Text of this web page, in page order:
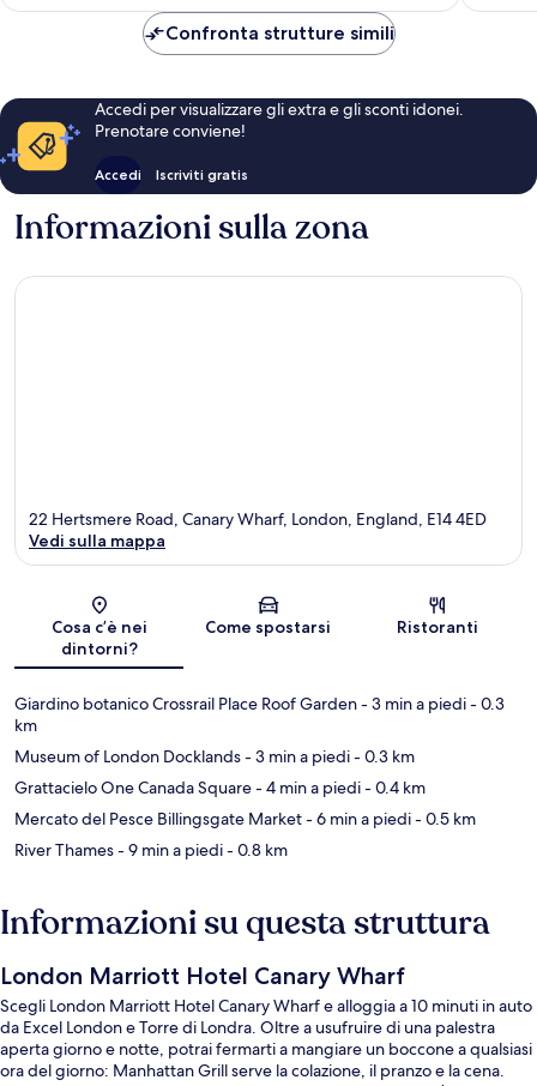
163 €
Confronta strutture simili
Accedi per visualizzare gli extra e gli sconti idonei.
Prenotare conviene!
Accedi Iscriviti gratis
Informazioni sulla zona
Mappa
22 Hertsmere Road, Canary Wharf, London, England, E14 4ED
Vedi sulla mappa
Cosa c’è nei
dintorni?
Come spostarsi Ristoranti
Giardino botanico Crossrail Place Roof Garden- 3 min a piedi- 0.3
km
Museum of London Docklands- 3 min a piedi- 0.3 km
Grattacielo One Canada Square- 4 min a piedi- 0.4 km
Mercato del Pesce Billingsgate Market- 6 min a piedi- 0.5 km
River Thames- 9 min a piedi- 0.8 km
Informazioni su questa struttura
London Marriott Hotel Canary Wharf
Scegli London Marriott Hotel Canary Wharf e alloggia a 10 minuti in auto
da Excel London e Torre di Londra. Oltre a usufruire di una palestra
aperta giorno e notte, potrai fermarti a mangiare un boccone a qualsiasi
ora del giorno: Manhattan Grill serve la colazione, il pranzo e la cena.